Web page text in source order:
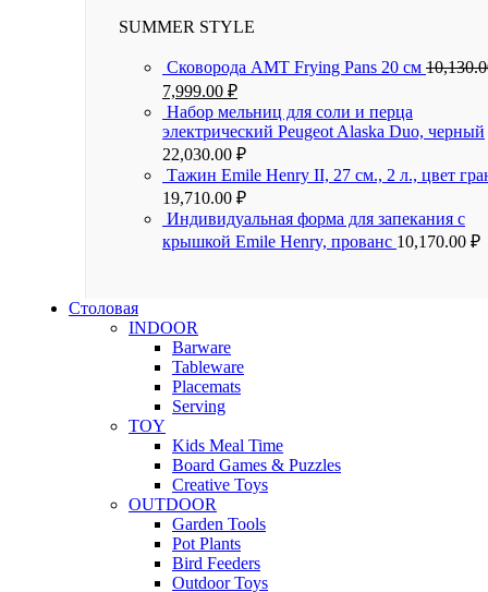
SUMMER STYLE
Сковорода AMT Frying Pans 20 см
7,999.00 ₽
Набор мельниц для соли и перца
электрический Peugeot Alaska Duo, черный
22,030.00 ₽
Тажин Emile Henry II, 27 см., 2 л., цвет
19,710.00 ₽
Индивидуальная форма для запекания с
крышкой Emile Henry, прованс 10,170.00 ₽
Столовая
INDOOR
Barware
Tableware
Placemats
Serving
TOY
Kids Meal Time
Board Games & Puzzles
Creative Toys
OUTDOOR
Garden Tools
Pot Plants
Bird Feeders
Outdoor Toys